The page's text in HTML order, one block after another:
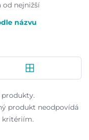
od nejnižší
názvu
produkty.
produkt neodpovídá
kritériím.